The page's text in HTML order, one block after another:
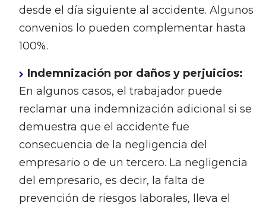
desde el día siguiente al accidente. Algunos
convenios lo pueden complementar hasta
100%.
Indemnización por daños y perjuicios:
En algunos casos, el trabajador puede
reclamar una indemnización adicional si se
demuestra que el accidente fue
consecuencia de la negligencia del
empresario o de un tercero. La negligencia
del empresario, es decir, la falta de
prevención de riesgos laborales, lleva el